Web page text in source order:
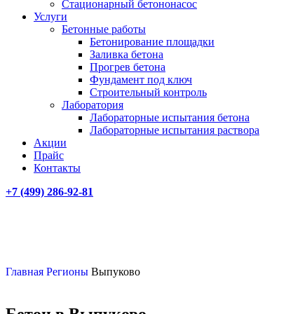
Стационарный бетононасос
Услуги
Бетонные работы
Бетонирование площадки
Заливка бетона
Прогрев бетона
Фундамент под ключ
Строительный контроль
Лаборатория
Лабораторные испытания бетона
Лабораторные испытания раствора
Акции
Прайс
Контакты
+7 (499) 286-92-81
Главная Регионы Выпуково